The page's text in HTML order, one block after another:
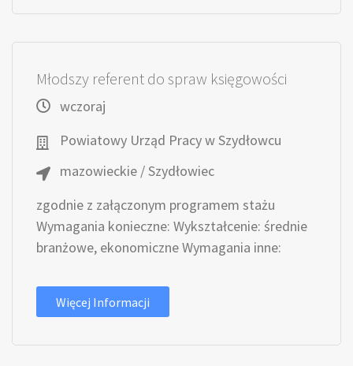
Młodszy referent do spraw księgowości
wczoraj
Powiatowy Urząd Pracy w Szydłowcu
mazowieckie / Szydłowiec
zgodnie z załączonym programem stażu
Wymagania konieczne: Wykształcenie: średnie
branżowe, ekonomiczne Wymagania inne:
Więcej Informacji